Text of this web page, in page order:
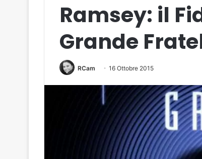
Ramsey: il
Grande
RCam 16 Ottobre 2015